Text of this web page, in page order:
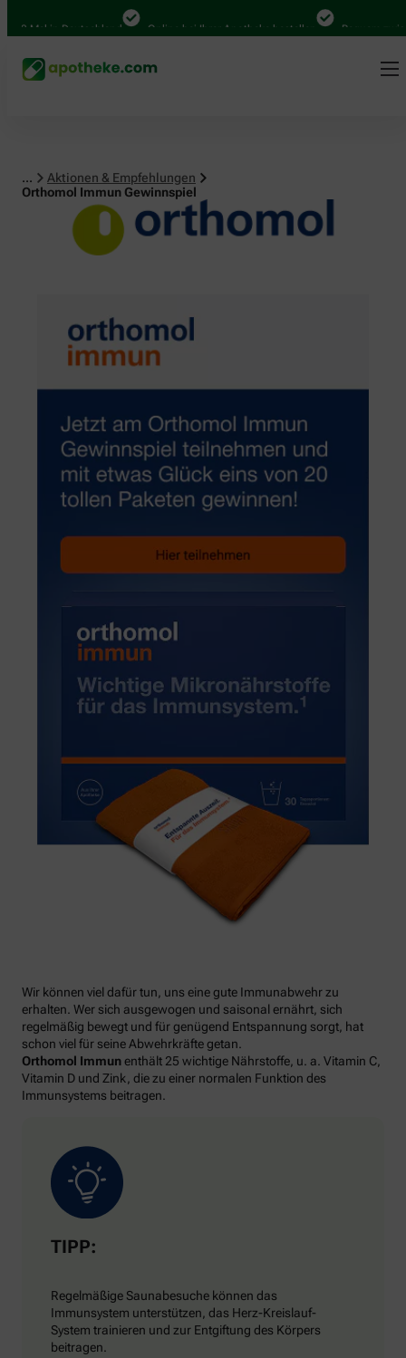
in Deutschland Online bei Ihrer Apotheke bestellen Bequem
...
Aktionen & Empfehlungen
Orthomol Immun Gewinnspiel
Wir können viel dafür tun, uns eine gute Immunabwehr zu
erhalten. Wer sich ausgewogen und saisonal ernährt, sich
regelmäßig bewegt und für genügend Entspannung sorgt, hat
schon viel für seine Abwehrkräfte getan.
Orthomol Immunenthält 25 wichtige Nährstoffe, u. a. Vitamin C,
Vitamin D und Zink, die zu einer normalen Funktion des
Immunsystems beitragen.
TIPP:
Regelmäßige Saunabesuche können das
Immunsystem unterstützen, das Herz-Kreislauf-
System trainieren und zur Entgiftung des Körpers
beitragen.